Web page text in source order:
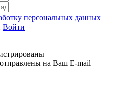
персональных данных
Войти
на Ваш E-mail